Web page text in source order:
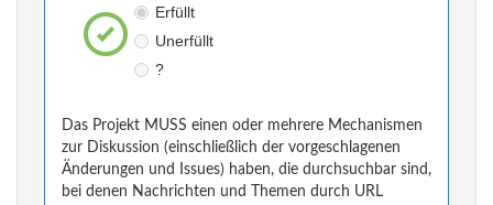
Erfüllt
Unerfüllt
?
Das Projekt MUSS einen oder mehrere Mechanismen
zur Diskussion (einschließlich der vorgeschlagenen
Änderungen und Issues) haben, die durchsuchbar sind,
bei denen Nachrichten und Themen durch URL